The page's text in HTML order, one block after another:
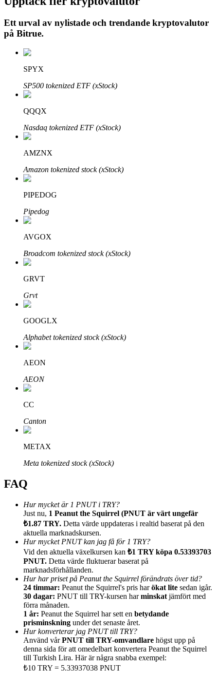
Lär dig mer om att tjäna passiv inkomst
Bitrue
AI
Bitrue Partners
Bitrue Affiliates
Upp till 65% provision!
Hänvisning
Bjud in en vän för att få kontantbelöningar
Deposit CASHCAT & Win
Deposit CASHCAT & Win
Share 500000 CASHCAT prize pool
Ett urval av nylistade och trendande kryptovalutor
på Bitrue.
SPYX
SP500 tokenized ETF (xStock)
QQQX
Nasdaq tokenized ETF (xStock)
AMZNX
Amazon tokenized stock (xStock)
PIPEDOG
Pipedog
AVGOX
Broadcom tokenized stock (xStock)
GRVT
Grvt
GOOGLX
Alphabet tokenized stock (xStock)
AEON
AEON
CC
Canton
METAX
Meta tokenized stock (xStock)
FAQ
Hur mycket är 1 PNUT i TRY?
Just nu, 1 Peanut the Squirrel (PNUT är värt ungefär
₺1.87 TRY. Detta värde uppdateras i realtid baserat på den
aktuella marknadskursen.
Hur mycket PNUT kan jag få för 1 TRY?
Vid den aktuella växelkursen kan ₺1 TRY köpa 0.53393703
PNUT. Detta värde fluktuerar baserat på
marknadsförhållanden.
Hur har priset på Peanut the Squirrel förändrats över tid?
24 timmar: Peanut the Squirrel's pris harökat lite sedan igår.
30 dagar: PNUT till TRY-kursen harminskat jämfört med
förra månaden.
1 år: Peanut the Squirrel har sett en betydande
prisminskning under det senaste året.
Hur konverterar jag PNUT till TRY?
Använd vårPNUT till TRY-omvandlare högst upp på
denna sida för att omedelbart konvertera Peanut the Squirrel
till Turkish Lira. Här är några snabba exempel:
₺10 TRY = 5.33937038 PNUT